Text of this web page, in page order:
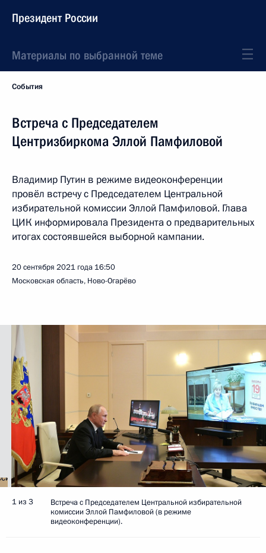
Президент России
Материалы по выбранной теме
События
Встреча с Председателем
Центризбиркома Эллой Памфиловой
Владимир Путин в режиме видеоконференции
провёл встречу с Председателем Центральной
избирательной комиссии Эллой Памфиловой. Глава
ЦИК информировала Президента о предварительных
итогах состоявшейся выборной кампании.
20 сентября 2021 года 16:50
Московская область, Ново-Огарёво
1 из 3
Встреча с Председателем Центральной избирательной
комиссии Эллой Памфиловой (в режиме
видеоконференции).